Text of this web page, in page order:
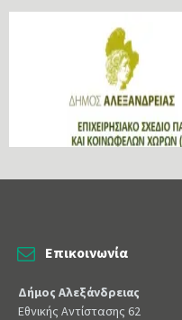
Επικοινωνία
Δήμος Αλεξάνδρειας
Εθνικής Αντίστασης 62